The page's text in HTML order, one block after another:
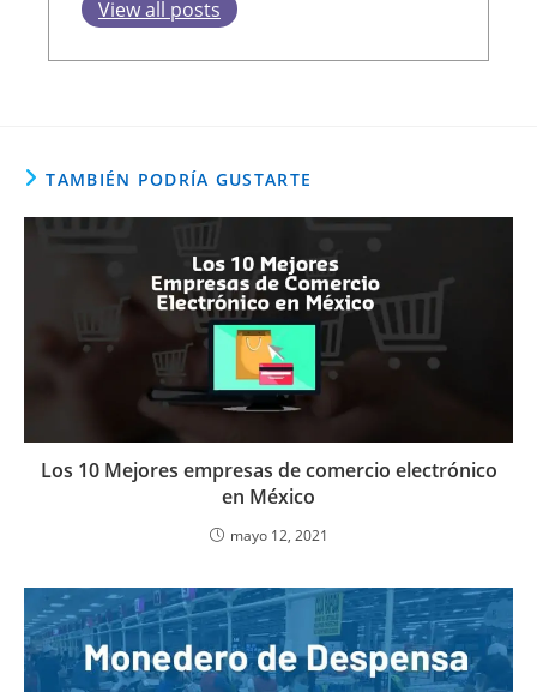
View all posts
TAMBIÉN PODRÍA GUSTARTE
Los 10 Mejores empresas de comercio electrónico
en México
mayo 12, 2021